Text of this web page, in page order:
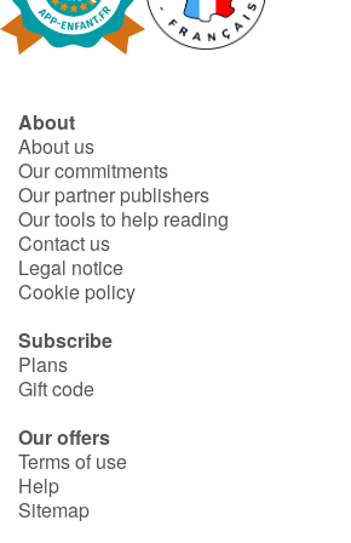
Fable, myth, literature and poetry
Ogres, monsters and witches
Heroines and Heroes
Ecology, nature, seasons
The animals
Travel, epic, investigation, adventure
Around the world
Learning
About
About us
Our commitments
Our partner publishers
Our tools to help reading
Contact us
Legal notice
Cookie policy
Subscribe
Plans
Gift code
Our offers
Terms of use
Help
Sitemap